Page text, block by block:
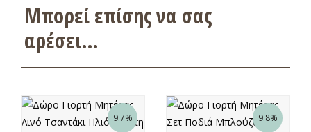
Μπορεί επίσης να σας
αρέσει…
9.7% 9.8%